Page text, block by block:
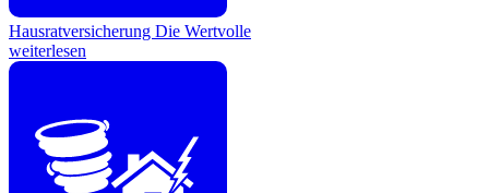
Hausratversicherung Die Wertvolle
weiterlesen